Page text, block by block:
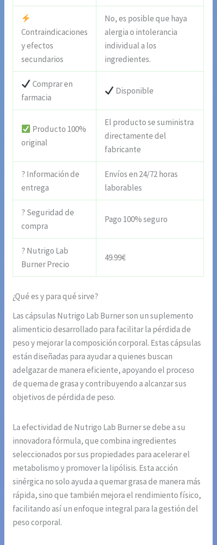
Contraindicaciones
y efectos
secundarios
No, es posible que haya
alergia o intolerancia
individual a los
ingredientes.
Comprar en
farmacia
Disponible
Producto 100%
original
El producto se suministra
directamente del
fabricante
? Información de
entrega
Envíos en 24/72 horas
laborables
? Seguridad de
compra
Pago 100% seguro
? Nutrigo Lab
Burner Precio
49.99€
¿Qué es y para qué sirve?
Las cápsulas Nutrigo Lab Burner son un suplemento
alimenticio desarrollado para facilitar la pérdida de
peso y mejorar la composición corporal. Estas cápsulas
están diseñadas para ayudar a quienes buscan
adelgazar de manera eficiente, apoyando el proceso
de quema de grasa y contribuyendo a alcanzar sus
objetivos de pérdida de peso.
La efectividad de Nutrigo Lab Burner se debe a su
innovadora fórmula, que combina ingredientes
seleccionados por sus propiedades para acelerar el
metabolismo y promover la lipólisis. Esta acción
sinérgica no solo ayuda a quemar grasa de manera más
rápida, sino que también mejora el rendimiento físico,
facilitando así un enfoque integral para la gestión del
peso corporal.